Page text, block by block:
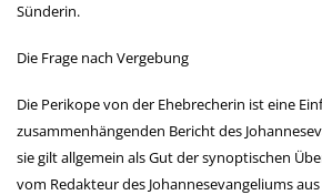
Sünderin.
Die Frage nach Vergebung
Die Perikope von der Ehebrecherin ist eine
zusammenhängenden Bericht des
sie gilt allgemein als Gut der synoptischen
vom Redakteur des Johannesevangeliums